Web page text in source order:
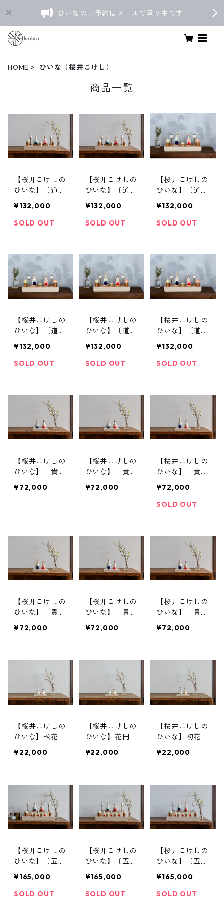
ひいなのご予約はメールで承り中です
HOME ひいな（桜井こけし）
商品一覧
【桜井こけしの
ひいな】〔道具
華〈座雛〉松竹
梅模様
¥132,000
SOLD OUT
【桜井こけしの
ひいな】〔道具
華〈座雛〉こけ
し模様
¥132,000
SOLD OUT
【桜井こけしの
ひいな】〔道具
華〈立雛〉松竹
梅模様
¥132,000
SOLD OUT
【桜井こけしの
ひいな】〔道具
華〈立雛〉こけ
し模様
¥132,000
SOLD OUT
【桜井こけしの
ひいな】〔道具
華〈立雛(裾
広)〉松竹梅模
¥132,000
SOLD OUT
【桜井こけしの
ひいな】〔道具
華〈立雛(裾
広)〉こけし模
¥132,000
SOLD OUT
【桜井こけしの
ひいな】 貴心
竹梅模様
¥72,000
【桜井こけしの
ひいな】 貴心
けし模様
¥72,000
【桜井こけしの
ひいな】 貴心
竹梅模様
¥72,000
SOLD OUT
【桜井こけしの
ひいな】 貴心
けし模様
¥72,000
【桜井こけしの
ひいな】 貴心
広）〉松竹梅模
¥72,000
【桜井こけしの
ひいな】 貴心
広）〉こけし模
¥72,000
【桜井こけしの
ひいな】松花
¥22,000
【桜井こけしの
ひいな】花円
¥22,000
【桜井こけしの
ひいな】初花
¥22,000
【桜井こけしの
ひいな】〔五人
〈座雛〉松竹梅
模様
¥165,000
SOLD OUT
【桜井こけしの
ひいな】〔五人
〈座雛〉こけし
模様
¥165,000
SOLD OUT
【桜井こけしの
ひいな】〔五人
〈立雛〉松竹梅
模様
¥165,000
SOLD OUT